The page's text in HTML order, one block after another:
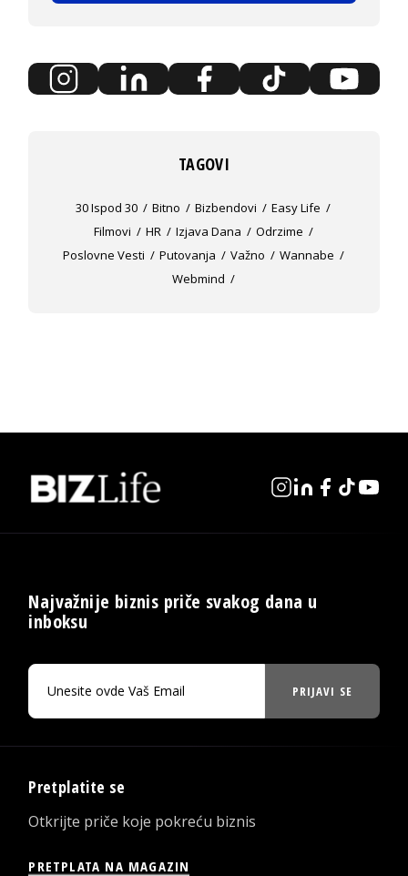
TAGOVI
30 Ispod 30 Bitno Bizbendovi
Easy Life
Filmovi
HR Izjava Dana
Odrzime
Poslovne Vesti
Putovanja Važno
Wannabe
Webmind
Najvažnije biznis priče svakog dana u
inboksu
PRIJAVI SE
Pretplatite se
Otkrijte priče koje pokreću biznis
PRETPLATA NA MAGAZIN